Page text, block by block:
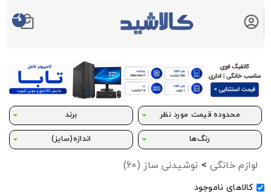
0
محدوده قیمت مورد نظر برند
رنگ‌ها اندازه(سایز)
لوازم خانگی> نوشیدنی ساز (60)
کالاهای ناموجود